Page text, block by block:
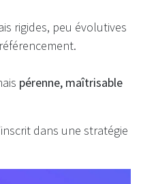
rigides, peu évolutives
pérenne, maîtrisable
dans une stratégie